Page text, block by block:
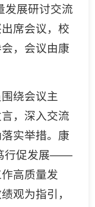
发展研讨交流
席会议，校
，会议由康
绕会议主
，深入交流
实举措。康
行促发展——
高质量发
观为指引，